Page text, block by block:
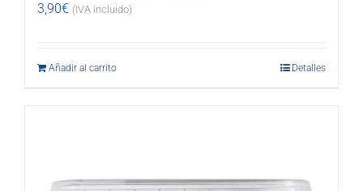
3,90€ (IVA incluido)
Añadir al carrito Detalles